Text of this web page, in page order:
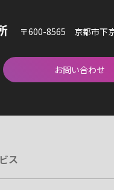
〒600-8565 京都市下
お問い合わせ
ス